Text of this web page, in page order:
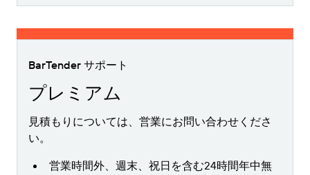
BarTender サポート
プレミアム
見積もりについては、営業にお問い合わせくださ
い。
営業時間外、週末、祝日を含む24時間年中無